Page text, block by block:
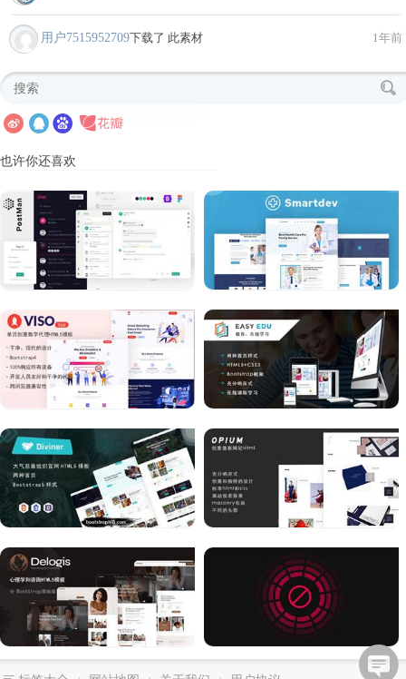
用户7515952709下载了 此素材 1年前
也许你还喜欢